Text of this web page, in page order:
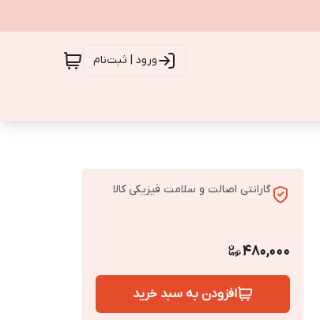
ورود | ثبت‌نام
گارانتی اصالت و سلامت فیزیکی کالا
480,000
افزودن به سبد خرید